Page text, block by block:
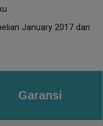
January 2017 dan
Garansi